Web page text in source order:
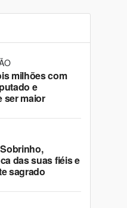
milhões com
e
ser maior
das suas fiéis e
sagrado